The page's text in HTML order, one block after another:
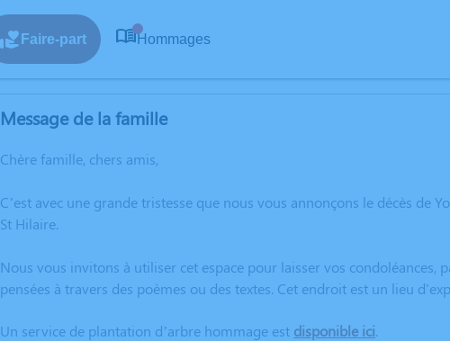
Faire-part Hommages
Message de la famille
Chère famille, chers amis,
C’est avec une grande tristesse que nous vous annonçons le décès de
St Hilaire.
Nous vous invitons à utiliser cet espace pour laisser vos
pensées à travers des poèmes ou des textes. Cet endroit est un lieu
Un service de plantation d’arbre hommage est disponible ici.